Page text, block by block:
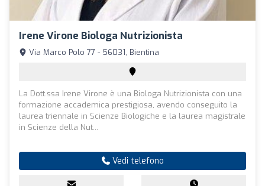
Irene Virone Biologa Nutrizionista
Via Marco Polo 77 - 56031, Bientina
La Dott.ssa Irene Virone è una Biologa Nutrizionista con una
formazione accademica prestigiosa, avendo conseguito la
laurea triennale in Scienze Biologiche e la laurea magistrale
in Scienze della Nut...
Vedi telefono